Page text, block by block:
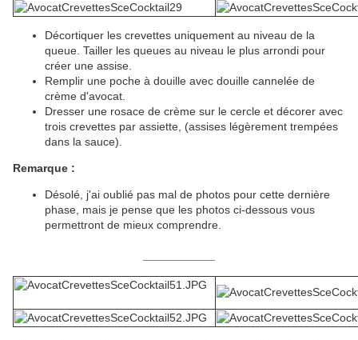
Décortiquer les crevettes uniquement au niveau de la
queue. Tailler les queues au niveau le plus arrondi pour
créer une assise.
Remplir une poche à douille avec douille cannelée de
crème d'avocat.
Dresser une rosace de crème sur le cercle et décorer avec
trois crevettes par assiette, (assises légèrement trempées
dans la sauce).
Remarque :
Désolé, j'ai oublié pas mal de photos pour cette dernière
phase, mais je pense que les photos ci-dessous vous
permettront de mieux comprendre.